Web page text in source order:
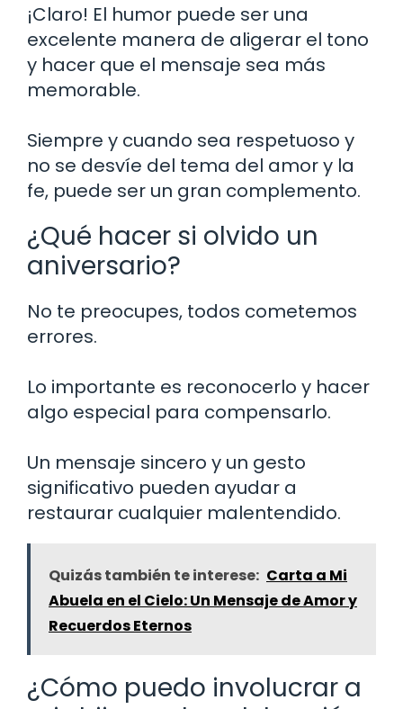
¡Claro! El humor puede ser una
excelente manera de aligerar el tono
y hacer que el mensaje sea más
memorable.
Siempre y cuando sea respetuoso y
no se desvíe del tema del amor y la
fe, puede ser un gran complemento.
¿Qué hacer si olvido un
aniversario?
No te preocupes, todos cometemos
errores.
Lo importante es reconocerlo y hacer
algo especial para compensarlo.
Un mensaje sincero y un gesto
significativo pueden ayudar a
restaurar cualquier malentendido.
Quizás también te interese: Carta a Mi
Abuela en el Cielo: Un Mensaje de Amor y
Recuerdos Eternos
¿Cómo puedo involucrar a